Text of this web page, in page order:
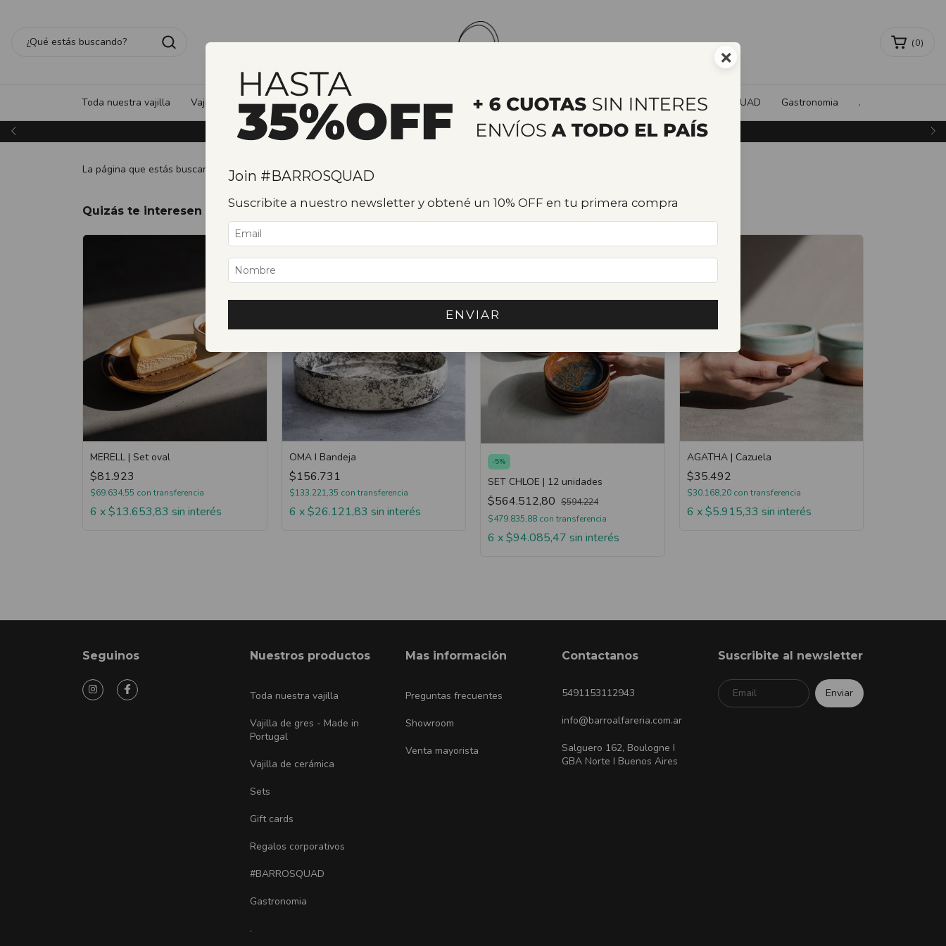
3 y 6 cuotas sin interés
(0)
Toda nuestra vajilla Vajilla de gres - Made in Portugal Vajilla de cerámica Sets Gift cards Regalos corporativos #BARROSQUAD Gastronomia .
La página que estás buscando no existe.
Quizás te interesen los siguientes productos.
MERELL | Set oval
$81.923
$69.634,55 con transferencia
6 x$13.653,83 sin interés
OMA I Bandeja
$156.731
$133.221,35 con transferencia
6 x$26.121,83 sin interés
-5%
SET CHLOE | 12 unidades
$564.512,80 $594.224
$479.835,88 con transferencia
6 x$94.085,47 sin interés
AGATHA | Cazuela
$35.492
$30.168,20 con transferencia
6 x$5.915,33 sin interés
Seguinos Nuestros productos
Toda nuestra vajilla
Vajilla de gres - Made in
Portugal
Vajilla de cerámica
Sets
Gift cards
Regalos corporativos
#BARROSQUAD
Gastronomia
.
Mas información
Preguntas frecuentes
Showroom
Venta mayorista
Contactanos
5491153112943
info@barroalfareria.com.ar
Salguero 162, Boulogne I
GBA Norte I Buenos Aires
Suscribite al newsletter
×
Join #BARROSQUAD
Suscribite a nuestro newsletter y obtené un 10% OFF en tu primera compra
ENVIAR